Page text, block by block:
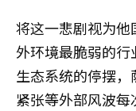
将这一悲剧视为
外环境最脆弱的
生态系统的停摆，
紧张等外部风波每